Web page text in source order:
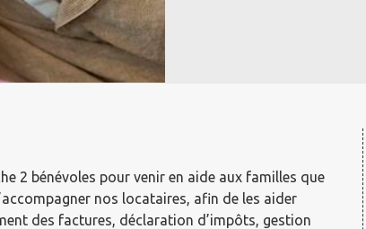
2 bénévoles pour venir en aide aux familles que
nos locataires, afin de les aider
des factures, déclaration d’impôts, gestion